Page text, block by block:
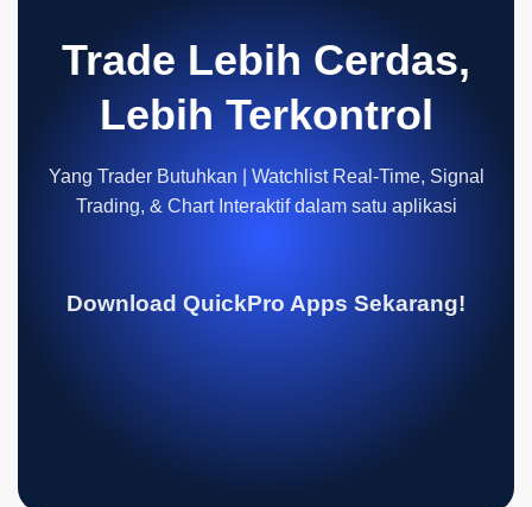
Trade Lebih Cerdas,
Lebih Terkontrol
Yang Trader Butuhkan | Watchlist Real-Time, Signal
Trading, & Chart Interaktif dalam satu aplikasi
Download QuickPro Apps Sekarang!